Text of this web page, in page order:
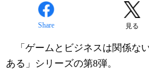
Share 見る
「ゲームとビジネスは関係な
ある」シリーズの第8弾。